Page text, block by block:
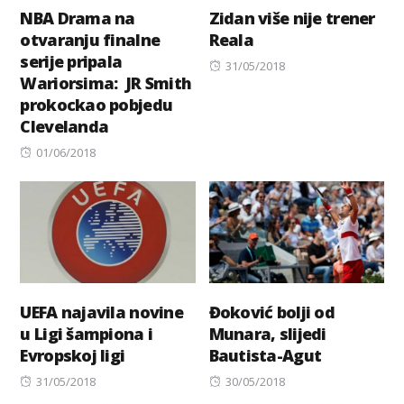
NBA Drama na
otvaranju finalne
serije pripala
Wariorsima: JR Smith
prokockao pobjedu
Clevelanda
Posted
01/06/2018
Zidan više nije trener
Reala
Posted
31/05/2018
UEFA najavila novine
u Ligi šampiona i
Evropskoj ligi
Posted
31/05/2018
Đoković bolji od
Munara, slijedi
Bautista-Agut
Posted
30/05/2018